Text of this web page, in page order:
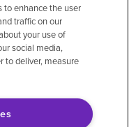
Corporation
to enhance the user
traffic on our
your use of
social media,
to deliver, measure